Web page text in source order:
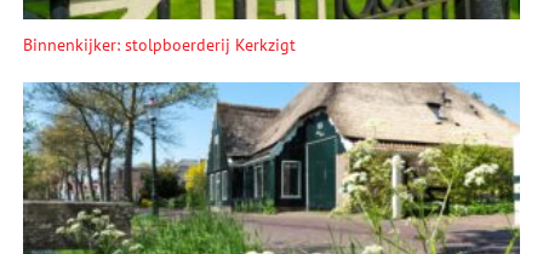
Binnenkijker: stolpboerderij Kerkzigt